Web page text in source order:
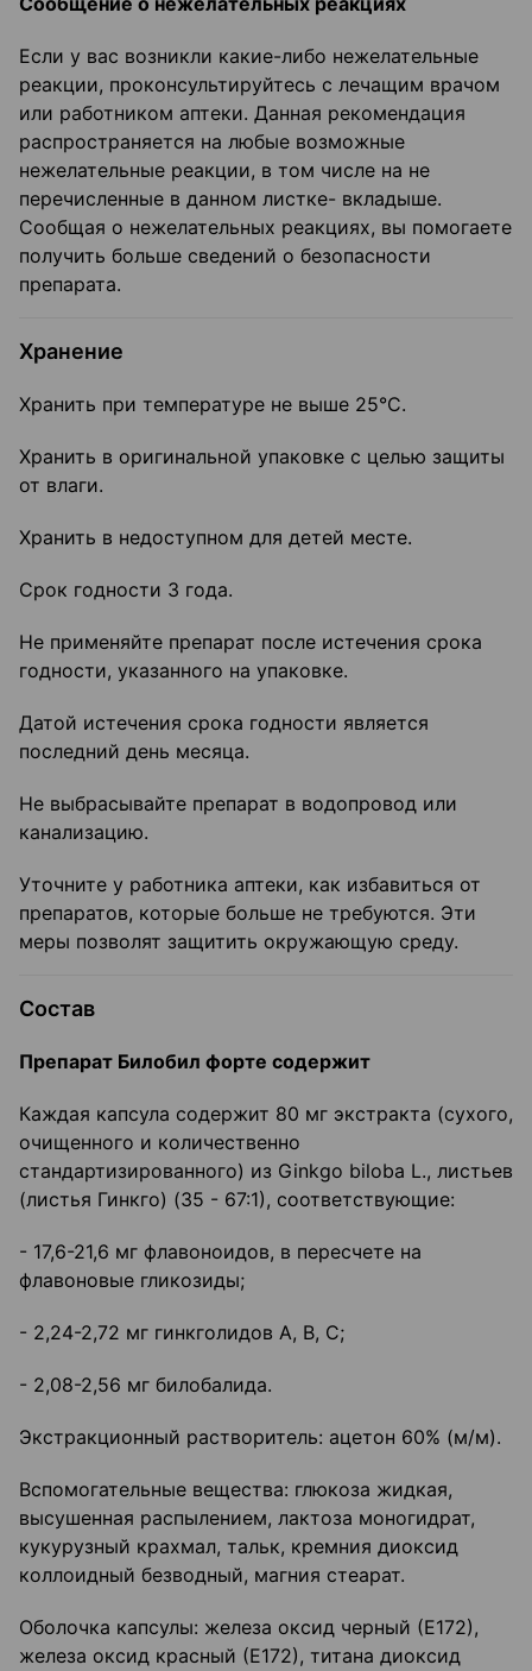
Если у вас возникли какие-либо нежелательные
реакции, проконсультируйтесь с лечащим врачом
или работником аптеки. Данная рекомендация
распространяется на любые возможные
нежелательные реакции, в том числе на не
перечисленные в данном листке- вкладыше.
Сообщая о нежелательных реакциях, вы помогаете
получить больше сведений о безопасности
препарата.
Хранение
Хранить при температуре не выше 25°C.
Хранить в оригинальной упаковке с целью защиты
от влаги.
Хранить в недоступном для детей месте.
Срок годности 3 года.
Не применяйте препарат после истечения срока
годности, указанного на упаковке.
Датой истечения срока годности является
последний день месяца.
Не выбрасывайте препарат в водопровод или
канализацию.
Уточните у работника аптеки, как избавиться от
препаратов, которые больше не требуются. Эти
меры позволят защитить окружающую среду.
Состав
Препарат Билобил форте содержит
Каждая капсула содержит 80 мг экстракта (сухого,
очищенного и количественно
стандартизированного) из Ginkgo biloba L., листьев
(листья Гинкго) (35 - 67:1), соответствующие:
- 17,6-21,6 мг флавоноидов, в пересчете на
флавоновые гликозиды;
- 2,24-2,72 мг гинкголидов А, В, С;
- 2,08-2,56 мг билобалида.
Экстракционный растворитель: ацетон 60% (м/м).
Вспомогательные вещества: глюкоза жидкая,
высушенная распылением, лактоза моногидрат,
кукурузный крахмал, тальк, кремния диоксид
коллоидный безводный, магния стеарат.
Оболочка капсулы: железа оксид черный (Е172),
железа оксид красный (Е172), титана диоксид